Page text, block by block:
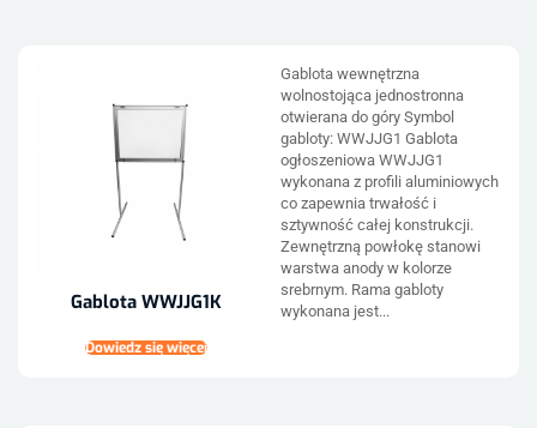
Gablota WWJJG1K
Dowiedz się więcej
Gablota wewnętrzna
wolnostojąca jednostronna
otwierana do góry Symbol
gabloty: WWJJG1 Gablota
ogłoszeniowa WWJJG1
wykonana z profili aluminiowych
co zapewnia trwałość i
sztywność całej konstrukcji.
Zewnętrzną powłokę stanowi
warstwa anody w kolorze
srebrnym. Rama gabloty
wykonana jest...